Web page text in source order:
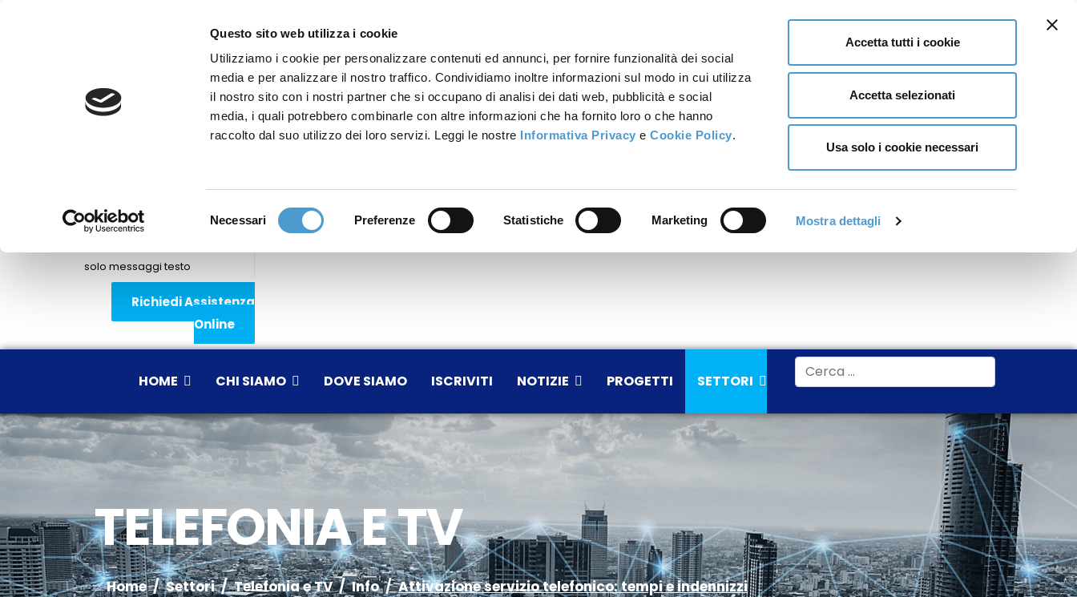
Questo sito web utilizza i cookie
Utilizziamo i cookie per personalizzare contenuti ed annunci, per fornire funzionalità dei social
media e per analizzare il nostro traffico. Condividiamo inoltre informazioni sul modo in cui utilizza
il nostro sito con i nostri partner che si occupano di analisi dei dati web, pubblicità e social
media, i quali potrebbero combinarle con altre informazioni che ha fornito loro o che hanno
raccolto dal suo utilizzo dei loro servizi. Leggi le nostre Informativa Privacy eCookie Policy.
Necessari Preferenze Statistiche Marketing Mostra dettagli
Accetta tutti i cookie
Accetta selezionati
Usa solo i cookie necessari
Via Piemonte 39/A
WhatsApp
solo messaggi testo
Richiedi Assistenza
Online
HOME CHI SIAMO DOVE SIAMO ISCRIVITI NOTIZIE PROGETTI SETTORI
Cerca
TELEFONIA E TV
Home Settori Telefonia e TV Info Attivazione servizio telefonico: tempi e indennizzi